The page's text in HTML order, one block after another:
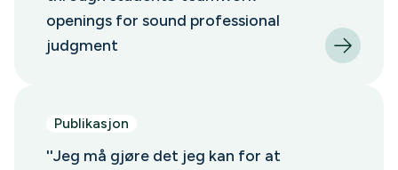
openings for sound professional
judgment
Publikasjon
''Jeg må gjøre det jeg kan for at